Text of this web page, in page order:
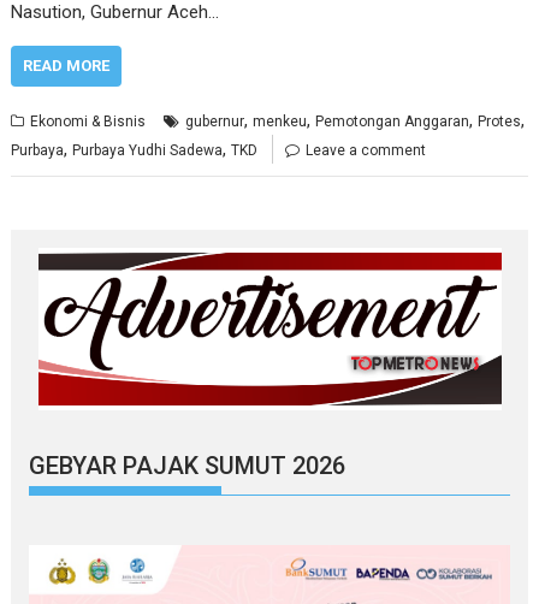
Nasution, Gubernur Aceh…
READ MORE
Ekonomi & Bisnis gubernur,menkeu,Pemotongan Anggaran,Protes,
Purbaya,Purbaya Yudhi Sadewa,TKD Leave a comment
GEBYAR PAJAK SUMUT 2026